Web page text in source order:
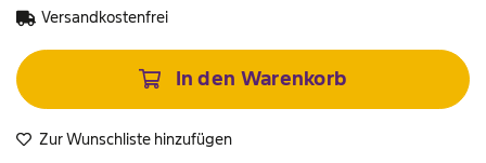
& Magazine
Versandkostenfrei
In den Warenkorb
Zur Wunschliste hinzufügen